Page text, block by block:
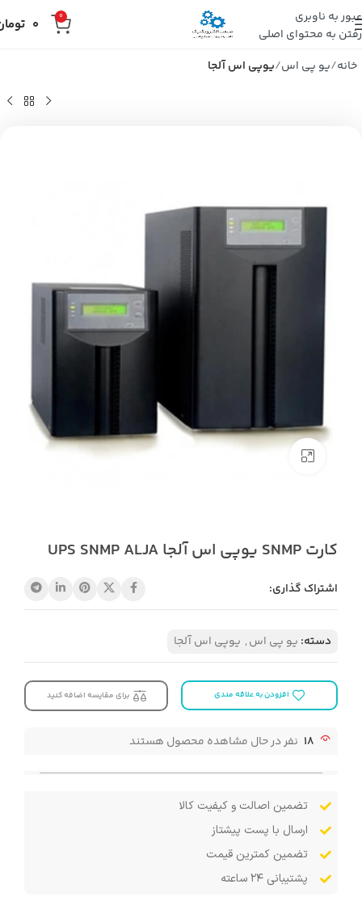
عبور به ناوبری
رفتن به محتوای اصلی
0
0
خانه یو پی اس یوپی اس آلجا
کارت SNMP یوپی اس آلجا UPS SNMP ALJA
اشتراک گذاری:
دسته: یو پی اس, یوپی اس آلجا
افزودن به علاقه مندی برای مقایسه اضافه کنید
18 نفر در حال مشاهده محصول هستند
تضمین اصالت و کیفیت کالا
ارسال با پست پیشتاز
تضمین کمترین قیمت
پشتیبانی ۲۴ ساعته